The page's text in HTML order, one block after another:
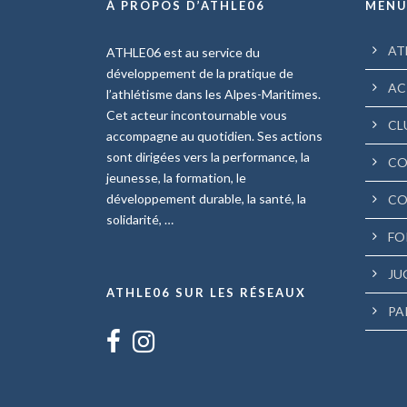
À PROPOS D’ATHLE06
ATHLE06 est au service du
développement de la pratique de
l’athlétisme dans les Alpes-Maritimes.
Cet acteur incontournable vous
accompagne au quotidien. Ses actions
sont dirigées vers la performance, la
jeunesse, la formation, le
développement durable, la santé, la
solidarité, …
ATHLE06 SUR LES RÉSEAUX
MENU